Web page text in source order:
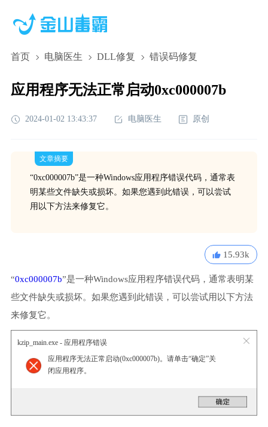
首页 电脑医生 DLL修复 错误码修复
应用程序无法正常启动0xc000007b
2024-01-02 13:43:37 电脑医生 原创
文章摘要
“0xc000007b”是一种Windows应用程序错误代码，通常表
明某些文件缺失或损坏。如果您遇到此错误，可以尝试
用以下方法来修复它。
15.93k
“0xc000007b”是一种Windows应用程序错误代码，通常表明某
些文件缺失或损坏。如果您遇到此错误，可以尝试用以下方法
来修复它。
kzip_main.exe - 应用程序错误
应用程序无法正常启动(0xc000007b)。请单击“确定”关
闭应用程序。